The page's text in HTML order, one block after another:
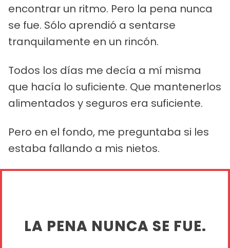
encontrar un ritmo. Pero la pena nunca
se fue. Sólo aprendió a sentarse
tranquilamente en un rincón.
Todos los días me decía a mí misma
que hacía lo suficiente. Que mantenerlos
alimentados y seguros era suficiente.
Pero en el fondo, me preguntaba si les
estaba fallando a mis nietos.
LA PENA NUNCA SE FUE.